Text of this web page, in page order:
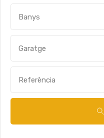
Banys
Garatge